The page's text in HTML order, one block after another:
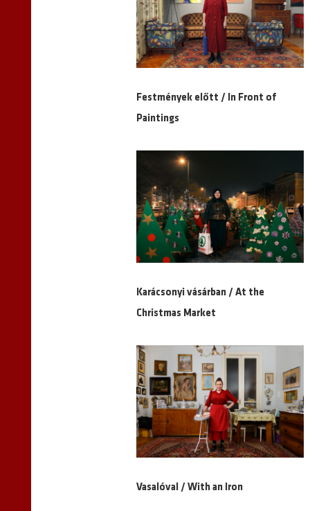
Festmények előtt / In Front of
Paintings
Karácsonyi vásárban / At the
Christmas Market
Vasalóval / With an Iron